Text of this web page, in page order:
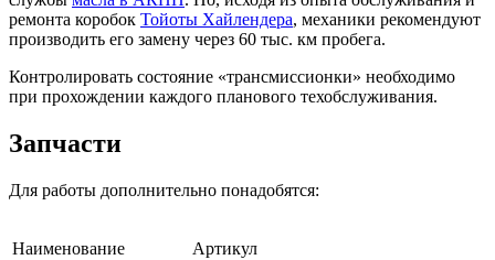
ремонта коробок Тойоты Хайлендера, механики рекомендуют
производить его замену через 60 тыс. км пробега.
Контролировать состояние «трансмиссионки» необходимо
при прохождении каждого планового техобслуживания.
Запчасти
Для работы дополнительно понадобятся:
Наименование Артикул